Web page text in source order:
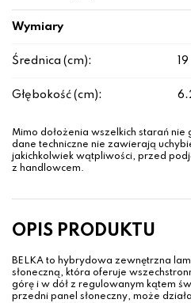
Wymiary
Średnica (cm): 19
Głębokość (cm):
Mimo dołożenia wszelkich starań
dane techniczne nie zawierają
jakichkolwiek wątpliwości, przed
z handlowcem.
OPIS PRODUKTU
BELKA to hybrydowa zewnętrzna
słoneczną, która oferuje
górę i w dół z regulowanym kątem
przedni panel słoneczny, może